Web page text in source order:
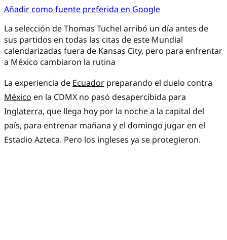
Añadir como fuente preferida en Google
La selección de Thomas Tuchel arribó un día antes de
sus partidos en todas las citas de este Mundial
calendarizadas fuera de Kansas City, pero para enfrentar
a México cambiaron la rutina
La experiencia de Ecuador preparando el duelo contra
México en la CDMX no pasó desapercibida para
Inglaterra, que llega hoy por la noche a la capital del
país, para entrenar mañana y el domingo jugar en el
Estadio Azteca. Pero los ingleses ya se protegieron.